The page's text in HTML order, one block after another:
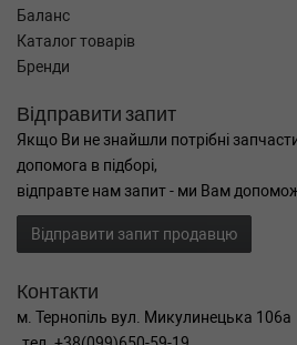
Баланс
Каталог товарів
Бренди
Відправити запит
Якщо Ви не знайшли потрібні
допомога в підборі,
відправте нам запит - ми Вам
Відправити запит продавцю
Контакти
м. Тернопіль вул. Микулинецька 106а